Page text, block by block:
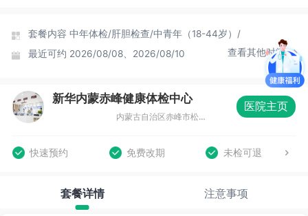
套餐内容 中年体检/肝胆检查/中青年（18-44岁）/
最近可约 2026/08/08、2026/08/10 查看其他时间
新华内蒙赤峰健康体检中心
内蒙古自治区赤峰市松山区恒茂大厦商务中心（北门）四层01041
医院主页
快速预约 免费改期 未检可退
套餐详情 注意事项